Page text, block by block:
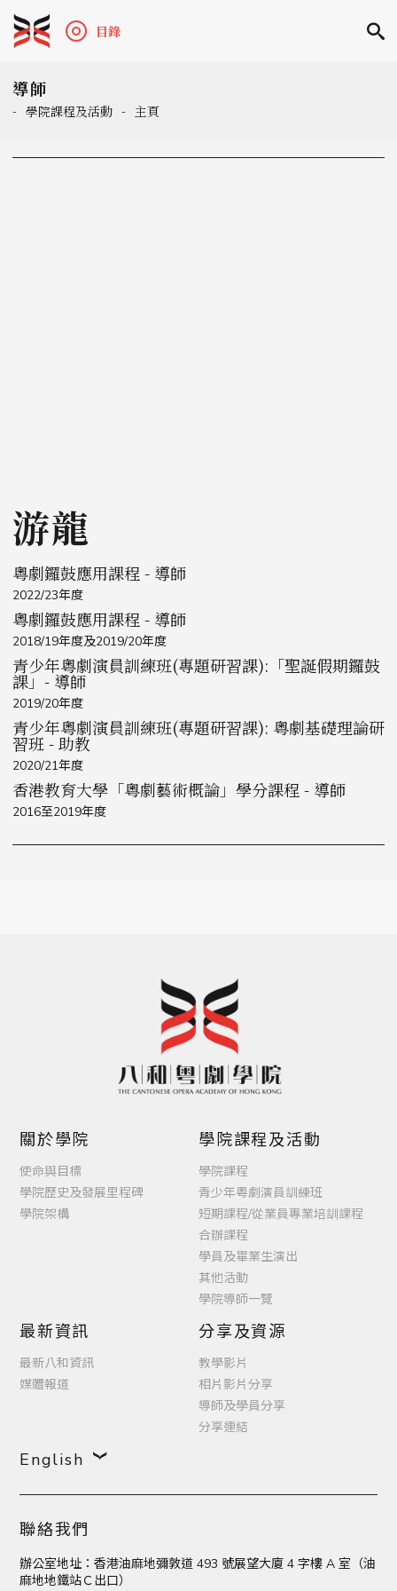
目錄
導師
- 學院課程及活動 - 主頁
游龍
粵劇鑼鼓應用課程 - 導師
2022/23年度
粵劇鑼鼓應用課程 - 導師
2018/19年度及2019/20年度
青少年粵劇演員訓練班(專題研習課):「聖誕假期鑼鼓
課」- 導師
2019/20年度
青少年粵劇演員訓練班(專題研習課): 粵劇基礎理論研
習班 - 助教
2020/21年度
香港教育大學「粵劇藝術概論」學分課程 - 導師
2016至2019年度
關於學院
使命與目標
學院歷史及發展里程碑
學院架構
學院課程及活動
學院課程
青少年粵劇演員訓練班
短期課程/從業員專業培訓課程
合辦課程
學員及畢業生演出
其他活動
學院導師一覽
最新資訊
最新八和資訊
媒體報道
分享及資源
教學影片
相片影片分享
導師及學員分享
分享連結
English
聯絡我們
辦公室地址：香港油麻地彌敦道 493 號展望大廈 4 字樓 A 室（油
麻地地鐵站Ｃ出口）